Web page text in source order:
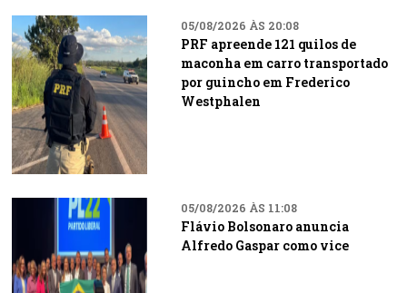
05/08/2026 ÀS 20:08
PRF apreende 121 quilos de
maconha em carro transportado
por guincho em Frederico
Westphalen
05/08/2026 ÀS 11:08
Flávio Bolsonaro anuncia
Alfredo Gaspar como vice